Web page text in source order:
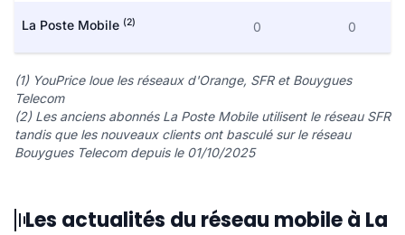
La Poste Mobile (2) 0 0
(1) YouPrice loue les réseaux d'Orange, SFR et Bouygues
Telecom
(2) Les anciens abonnés La Poste Mobile utilisent le réseau SFR
tandis que les nouveaux clients ont basculé sur le réseau
Bouygues Telecom depuis le 01/10/2025
Les actualités du réseau mobile à La